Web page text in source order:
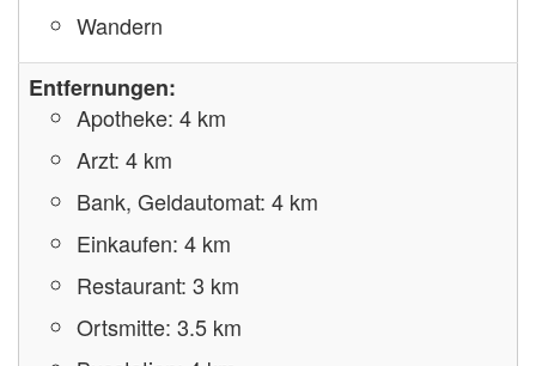
Wandern
Entfernungen:
Apotheke: 4 km
Arzt: 4 km
Bank, Geldautomat: 4 km
Einkaufen: 4 km
Restaurant: 3 km
Ortsmitte: 3.5 km